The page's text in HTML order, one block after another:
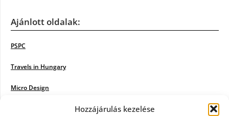
Hozzájárulás kezelése
Ajánlott oldalak:
PSPC
Travels in Hungary
Micro Design